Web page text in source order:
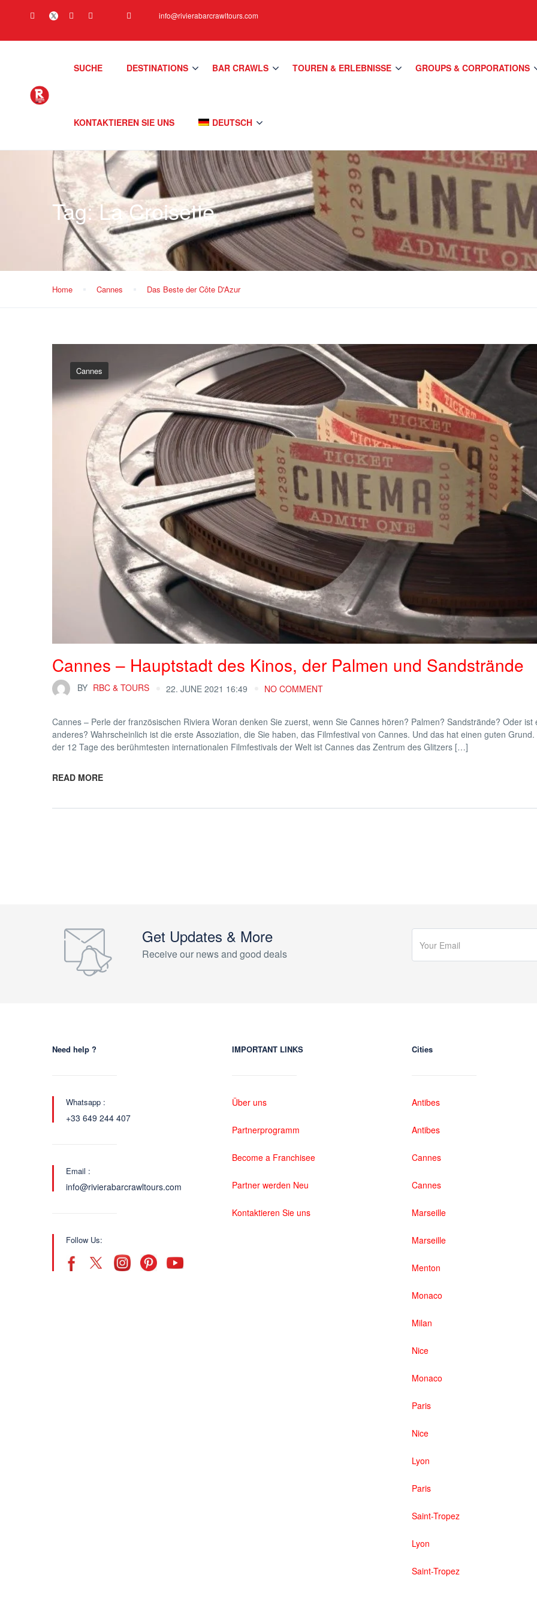
info@rivierabarcrawltours.com
SUCHE DESTINATIONS BAR CRAWLS TOUREN & ERLEBNISSE GROUPS & CORPORATIONS
KONTAKTIEREN SIE UNS DEUTSCH
Tag:La Croisette
Home Cannes Das Beste der Côte D'Azur
Cannes
Cannes – Hauptstadt des Kinos, der Palmen und Sandstrände
BY RBC & TOURS 22. JUNE 2021 16:49 NO COMMENT
Cannes – Perle der französischen Riviera Woran denken Sie zuerst, wenn Sie Cannes hören? Palmen? Sandstrände? Oder ist
anderes? Wahrscheinlich ist die erste Assoziation, die Sie haben, das Filmfestival von Cannes. Und das hat einen guten Grund.
der 12 Tage des berühmtesten internationalen Filmfestivals der Welt ist Cannes das Zentrum des Glitzers […]
READ MORE
Get Updates & More
Receive our news and good deals
Need help ?
Whatsapp :
+33 649 244 407
Email :
info@rivierabarcrawltours.com
Follow Us:
IMPORTANT LINKS
Über uns
Partnerprogramm
Become a Franchisee
Partner werden Neu
Kontaktieren Sie uns
Cities
Antibes
Antibes
Cannes
Cannes
Marseille
Marseille
Menton
Monaco
Milan
Nice
Monaco
Paris
Nice
Lyon
Paris
Saint-Tropez
Lyon
Saint-Tropez